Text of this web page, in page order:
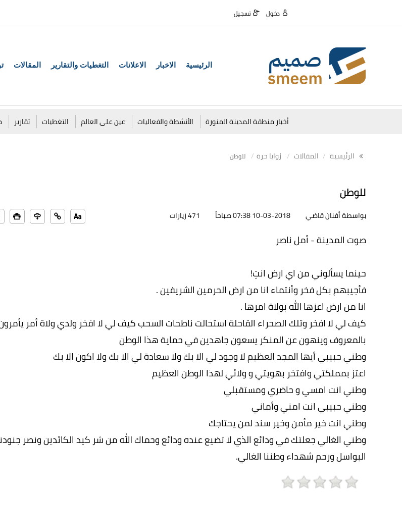
دخول تسجيل
الرئيسية الاخبار الاعلانات التغطيات والتقارير المقالات
أخبار منطقة المدينة المنورة الأنشطة والفعاليات عين على العالم التغطيات تقارير
الرئيسية المقالات زوايا حرة للوطن
للوطن
بواسطة أفنان قاضي 10-03-2018 07:38 صباحاً 471 زيارات
صوت المدينة - أمل ناصر
حينما يسألوني من اي ارض انتِ!
فأجيبهم بكل فخر وأنتماء انا من ارض الحرمين الشريفين .
انا من ارض اعزها الله بولاة امرها .
كيف لي لا افخر وتلك الصحراء القاحلة استحالت ناطحات السحب كيف لي لا افخر ولدي ولاة أمر
بالمعروف وينهون عن المنكر يسعون جاهدين في حماية هذا الوطن
وطني حبيبي أيها المجد العظيم لا وجود لي الا بك ولا سعادة لي الا بك ولا اكون الا بك
اعتز بمملكتي وافتخر بهويتي و ولائي لهذا الوطن العظيم
وطني انت امسي و حاضري ومستقبلي
وطني حبيبي انت امني وأماني
وطني انت خير مأمن وخير سند لمن يحتاجك
وطني الغالي جعلتك في ودائع الذي لا تضيع عنده ودائع وحماك الله من شر كيد الكائدين ونصر
البواسل ورحم شهداء وطننا الغالي.